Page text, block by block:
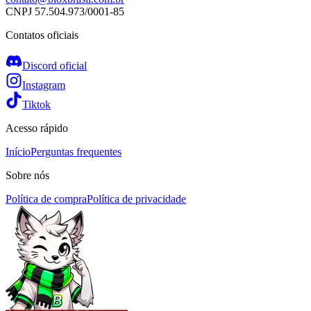
CNPJ 57.504.973/0001-85
Contatos oficiais
Discord oficial
Instagram
Tiktok
Acesso rápido
InícioPerguntas frequentes
Sobre nós
Política de compraPolítica de privacidade